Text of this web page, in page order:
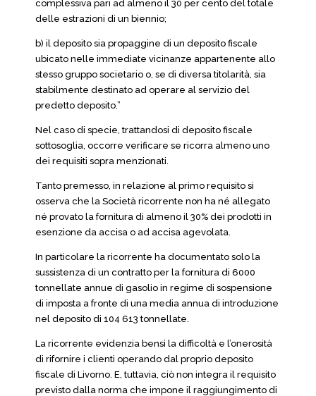
complessiva pari ad almeno il 30 per cento del totale
delle estrazioni di un biennio;
b) il deposito sia propaggine di un deposito fiscale
ubicato nelle immediate vicinanze appartenente allo
stesso gruppo societario o, se di diversa titolarità, sia
stabilmente destinato ad operare al servizio del
predetto deposito.”
Nel caso di specie, trattandosi di deposito fiscale
sottosoglia, occorre verificare se ricorra almeno uno
dei requisiti sopra menzionati.
Tanto premesso, in relazione al primo requisito si
osserva che la Società ricorrente non ha né allegato
né provato la fornitura di almeno il 30% dei prodotti in
esenzione da accisa o ad accisa agevolata.
In particolare la ricorrente ha documentato solo la
sussistenza di un contratto per la fornitura di 6000
tonnellate annue di gasolio in regime di sospensione
di imposta a fronte di una media annua di introduzione
nel deposito di 104 613 tonnellate.
La ricorrente evidenzia bensì la difficoltà e l’onerosità
di rifornire i clienti operando dal proprio deposito
fiscale di Livorno. E, tuttavia, ciò non integra il requisito
previsto dalla norma che impone il raggiungimento di